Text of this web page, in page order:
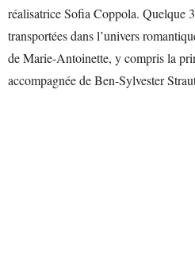
réalisatrice Sofia Coppola. Quelque
transportées dans l’univers
de Marie-Antoinette, y compris la
accompagnée de Ben-Sylvester